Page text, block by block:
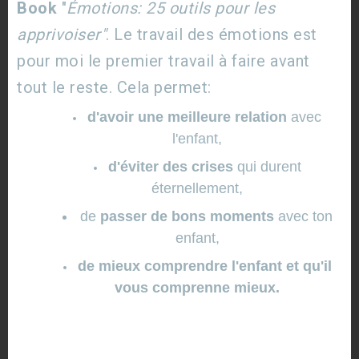
Les balades à pieds, à vélo, à cheval offrent un
insectes et animaux, à observer, qui travaillent dur toute
la saison !
Les semences:
Book "Émotions: 25 outils pour les
apprivoiser". Le travail des émotions est
pour moi le premier travail à faire avant
tout le reste. Cela permet:
d'avoir une meilleure relation avec
l'enfant,
d'éviter des crises qui durent
éternellement,
de passer de bons moments avec ton
enfant,
de mieux comprendre l'enfant et qu'il
vous comprenne mieux.